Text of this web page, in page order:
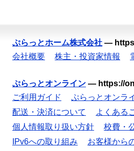
ぷらっとホーム株式会社 —
会社概要
株主・投資家情報
ぷらっとオンライン — https://
ご利用ガイド
ぷらっとオンラ
配送・決済について
よくある
個人情報取り扱い方針
校費・
IPv6への取り組み
お客様から